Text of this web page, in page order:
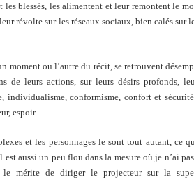
les blessés, les alimentent et leur remontent le
révolte sur les réseaux sociaux, bien calés sur
moment ou l’autre du récit, se retrouvent
de leurs actions, sur leurs désirs profonds,
individualisme, conformisme, confort et
espoir.
et les personnages le sont tout autant, ce
est aussi un peu flou dans la mesure où je n’ai
mérite de diriger le projecteur sur la